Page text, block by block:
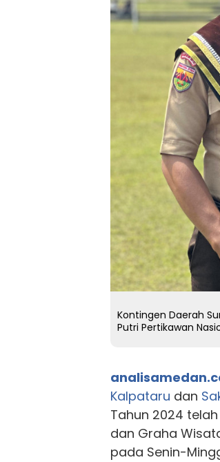
Kontingen Daerah
Putri Pertikawan
Kalpataru dan
Tahun 2024
dan Graha
pada Senin-